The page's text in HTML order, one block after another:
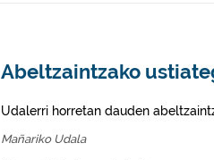
Abeltzaintzako
Udalerri horretan dauden
Mañariko Udala